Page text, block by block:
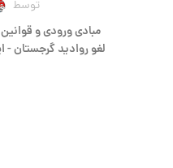
توسط
مبادی ورودی و
لغو روادید گرجستان -